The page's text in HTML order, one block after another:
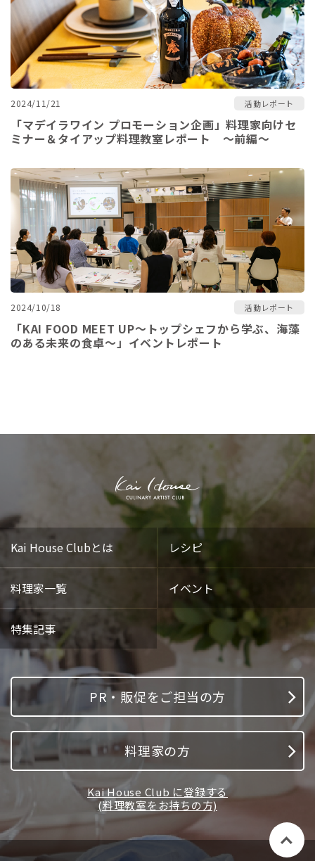
2024/11/21 活動レポート
「マデイラワイン プロモーション企画」料理家向けセ
ミナー＆タイアップ料理教室レポート ～前編～
2024/10/18 活動レポート
「KAI FOOD MEET UP～トップシェフから学ぶ、海藻
のある未来の食卓～」イベントレポート
Kai House Clubとは レシピ
料理家一覧 イベント
特集記事
PR・販促をご担当の方
料理家の方
Kai House Club に登録する
(料理教室をお持ちの方)